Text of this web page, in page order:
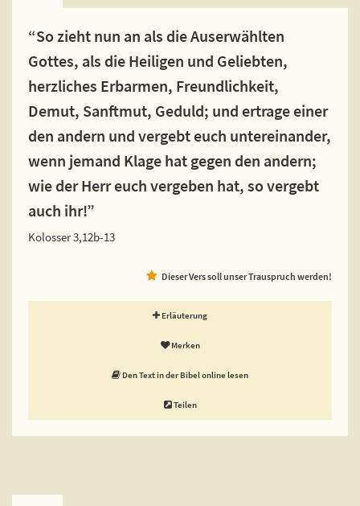
“So zieht nun an als die Auserwählten
Gottes, als die Heiligen und Geliebten,
herzliches Erbarmen, Freundlichkeit,
Demut, Sanftmut, Geduld; und ertrage einer
den andern und vergebt euch untereinander,
wenn jemand Klage hat gegen den andern;
wie der Herr euch vergeben hat, so vergebt
auch ihr!”
Kolosser 3,12b-13
Dieser Vers soll unser Trauspruch werden!
Erläuterung
Merken
Den Text in der Bibel online lesen
Teilen